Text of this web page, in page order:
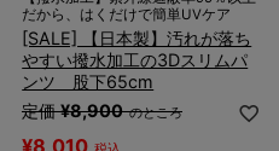
だから、はくだけで簡単UVケア
[SALE] 【日本製】汚れが落ち
やすい撥水加工の3Dスリムパ
ンツ 股下65cm
定価 ¥8,900 のところ